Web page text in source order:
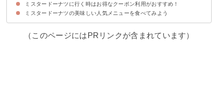
①もっちりフルーツスティック シナモン（税込154円）
②ドーナツポップ 8個入り（税込297円）
③むぎゅっとドーナツ オリジナル（税込154円）
ミスタードーナツに行く時はお得なクーポン利用がおすすめ！
ミスタードーナツの美味しい人気メニューを食べてみよう
（このページにはPRリンクが含まれています）